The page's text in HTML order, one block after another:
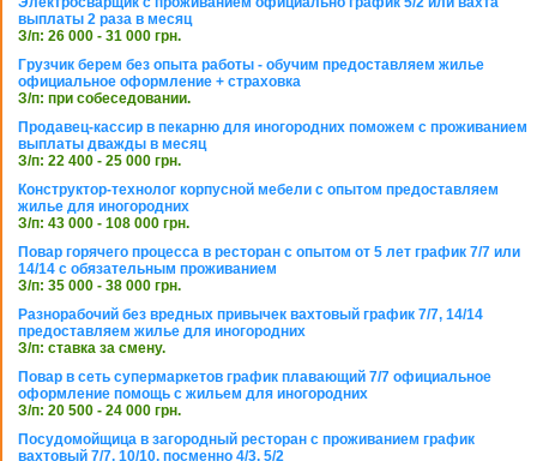
выплаты 2 раза в месяц
З/п: 26 000 - 31 000 грн.
Грузчик берем без опыта работы - обучим предоставляем жилье
официальное оформление + страховка
З/п: при собеседовании.
Продавец-кассир в пекарню для иногородних поможем с проживанием
выплаты дважды в месяц
З/п: 22 400 - 25 000 грн.
Конструктор-технолог корпусной мебели с опытом предоставляем
жилье для иногородних
З/п: 43 000 - 108 000 грн.
Повар горячего процесса в ресторан с опытом от 5 лет график 7/7 или
14/14 с обязательным проживанием
З/п: 35 000 - 38 000 грн.
Разнорабочий без вредных привычек вахтовый график 7/7, 14/14
предоставляем жилье для иногородних
З/п: ставка за смену.
Повар в сеть супермаркетов график плавающий 7/7 официальное
оформление помощь с жильем для иногородних
З/п: 20 500 - 24 000 грн.
Посудомойщица в загородный ресторан с проживанием график
вахтовый 7/7, 10/10, посменно 4/3, 5/2